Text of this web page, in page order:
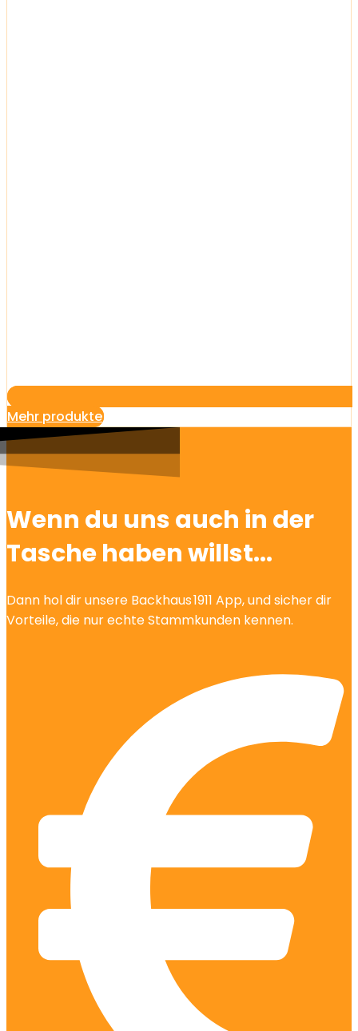
Mehr produkte
Wenn du uns auch in der
Tasche haben willst...
Dann hol dir unsere Backhaus 1911 App, und sicher dir
Vorteile, die nur echte Stammkunden kennen.